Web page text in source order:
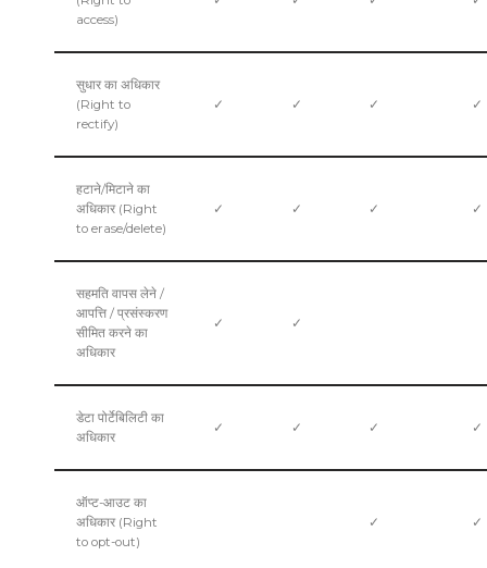
access)
सुधार का अधिकार
(Right to
rectify)
✓ ✓ ✓ ✓
हटाने/मिटाने का
अधिकार (Right
to erase/delete)
✓ ✓ ✓ ✓
सहमति वापस लेने /
आपत्ति / प्रसंस्करण
सीमित करने का
अधिकार
✓ ✓
डेटा पोर्टेबिलिटी का
अधिकार
✓ ✓ ✓ ✓
ऑप्ट-आउट का
अधिकार (Right
to opt-out)
✓ ✓